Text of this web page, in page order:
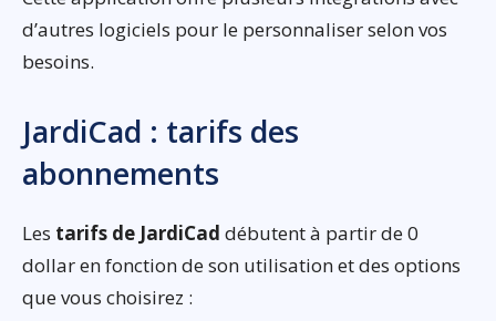
d’autres logiciels pour le personnaliser selon vos
besoins.
JardiCad : tarifs des
abonnements
Les tarifs de JardiCad débutent à partir de 0
dollar en fonction de son utilisation et des options
que vous choisirez :